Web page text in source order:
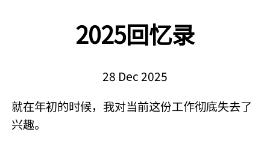
2025回忆录
28 Dec 2025
就在年初的时候，我对当前这份工作彻底失去了
兴趣。